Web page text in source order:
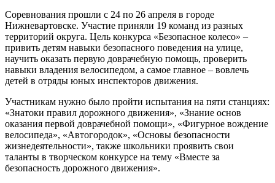
Соревнования прошли с 24 по 26 апреля в городе
Нижневартовске. Участие приняли 19 команд из разных
территорий округа. Цель конкурса «Безопасное колесо» –
привить детям навыки безопасного поведения на улице,
научить оказать первую доврачебную помощь, проверить
навыки владения велосипедом, а самое главное – вовлечь
детей в отряды юных инспекторов движения.
Участникам нужно было пройти испытания на пяти станциях:
«Знатоки правил дорожного движения», «Знание основ
оказания первой доврачебной помощи», «Фигурное вождение
велосипеда», «Автогородок», «Основы безопасности
жизнедеятельности», также школьники проявить свои
таланты в творческом конкурсе на тему «Вместе за
безопасность дорожного движения».